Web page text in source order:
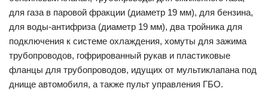
для газа в паровой фракции (диаметр 19 мм), для бензина,
для воды-антифриза (диаметр 19 мм), два тройника для
подключения к системе охлаждения, хомуты для зажима
трубопроводов, гофрированный рукав и пластиковые
фланцы для трубопроводов, идущих от мультиклапана под
днище автомобиля, а также пульт управления ГБО.